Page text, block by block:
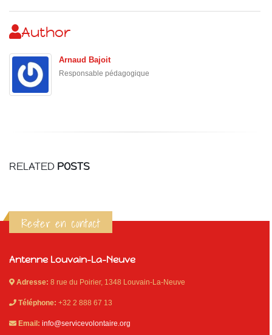
Author
Arnaud Bajoit
Responsable pédagogique
RELATED POSTS
Rester en contact
Antenne Louvain-La-Neuve
Adresse: 8 rue du Poirier, 1348 Louvain-La-Neuve
Téléphone: +32 2 888 67 13
Email: info@servicevolontaire.org